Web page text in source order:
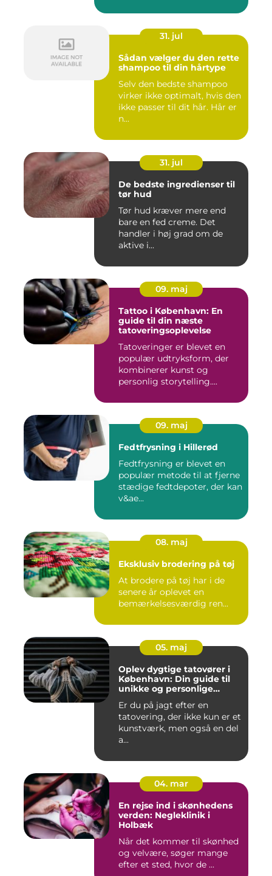
31. jul
Sådan vælger du den rette
shampoo til din hårtype
Selv den bedste shampoo
virker ikke optimalt, hvis den
ikke passer til dit hår. Hår er
n...
31. jul
De bedste ingredienser til
tør hud
Tør hud kræver mere end
bare en fed creme. Det
handler i høj grad om de
aktive i...
09. maj
Tattoo i København: En
guide til din næste
tatoveringsoplevelse
Tatoveringer er blevet en
populær udtryksform, der
kombinerer kunst og
personlig storytelling....
09. maj
Fedtfrysning i Hillerød
Fedtfrysning er blevet en
populær metode til at fjerne
stædige fedtdepoter, der kan
v&ae...
08. maj
Eksklusiv brodering på tøj
At brodere på tøj har i de
senere år oplevet en
bemærkelsesværdig ren...
05. maj
Oplev dygtige tatovører i
København: Din guide til
unikke og personlige
Er du på jagt efter en
tatovering, der ikke kun er et
kunstværk, men også en del
a...
04. mar
En rejse ind i skønhedens
verden: Negleklinik i
Holbæk
Når det kommer til skønhed
og velvære, søger mange
efter et sted, hvor de ...